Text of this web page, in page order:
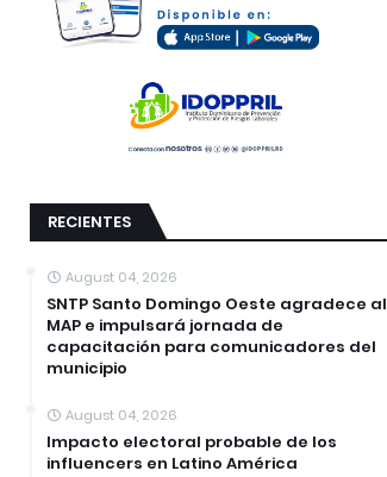
RECIENTES
August 04, 2026
SNTP Santo Domingo Oeste agradece al
MAP e impulsará jornada de
capacitación para comunicadores del
municipio
August 04, 2026
Impacto electoral probable de los
influencers en Latino América